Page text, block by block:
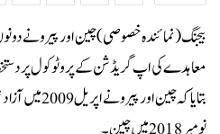
بیجنگ (نمائندہ خصوصی) چین اور پیرو نے
معاہدے کی اپ گریڈشن کے پروٹوکول پر
بتا یا کہ چین